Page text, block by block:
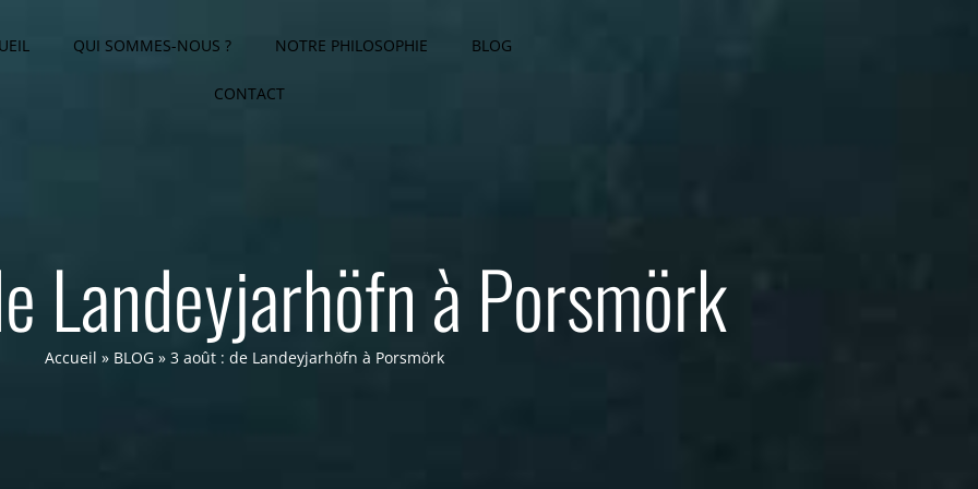
QUI SOMMES-NOUS ? NOTRE PHILOSOPHIE BLOG
CONTACT
Landeyjarhöfn à Porsmörk
Accueil » BLOG » 3 août : de Landeyjarhöfn à Porsmörk